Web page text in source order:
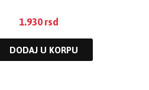
1.930 rsd
DODAJ U KORPU